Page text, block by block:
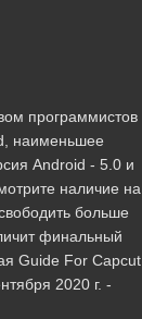
программистов
наименьшее
Android - 5.0 и
наличие на
больше
финальный
Guide For Capcut
2020 г. -